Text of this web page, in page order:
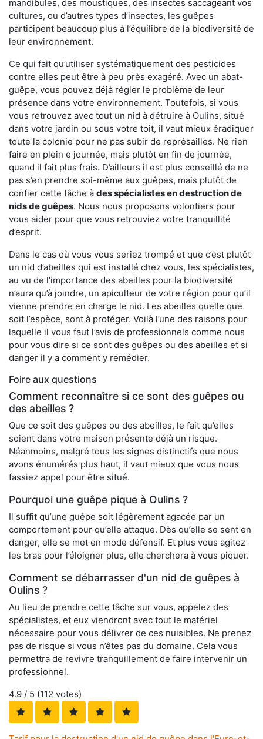
mandibules, des moustiques, des insectes saccageant vos
cultures, ou d’autres types d’insectes, les guêpes
participent beaucoup plus à l’équilibre de la biodiversité de
leur environnement.
Ce qui fait qu’utiliser systématiquement des pesticides
contre elles peut être à peu près exagéré. Avec un abat-
guêpe, vous pouvez déjà régler le problème de leur
présence dans votre environnement. Toutefois, si vous
vous retrouvez avec tout un nid à détruire à Oulins, situé
dans votre jardin ou sous votre toit, il vaut mieux éradiquer
toute la colonie pour ne pas subir de représailles. Ne rien
faire en plein e journée, mais plutôt en fin de journée,
quand il fait plus frais. D’ailleurs il est plus conseillé de ne
pas s’en prendre soi-même aux guêpes, mais plutôt de
confier cette tâche à des spécialistes en destruction de
nids de guêpes. Nous nous proposons volontiers pour
vous aider pour que vous retrouviez votre tranquillité
d’esprit.
Dans le cas où vous vous seriez trompé et que c’est plutôt
un nid d’abeilles qui est installé chez vous, les spécialistes,
au vu de l’importance des abeilles pour la biodiversité
n’aura qu’à joindre, un apiculteur de votre région pour qu’il
vienne prendre en charge le nid. Les abeilles quelle que
soit l’espèce, sont à protéger. Voilà l’une des raisons pour
laquelle il vous faut l’avis de professionnels comme nous
pour vous dire si ce sont des guêpes ou des abeilles et si
danger il y a comment y remédier.
Foire aux questions
Comment reconnaître si ce sont des guêpes ou
des abeilles ?
Que ce soit des guêpes ou des abeilles, le fait qu’elles
soient dans votre maison présente déjà un risque.
Néanmoins, malgré tous les signes distinctifs que nous
avons énumérés plus haut, il vaut mieux que vous nous
fassiez appel pour être situé.
Pourquoi une guêpe pique à Oulins ?
Il suffit qu’une guêpe soit légèrement agacée par un
comportement pour qu’elle attaque. Dès qu’elle se sent en
danger, elle se met en mode défensif. Et plus vous agitez
les bras pour l’éloigner plus, elle cherchera à vous piquer.
Comment se débarrasser d'un nid de guêpes à
Oulins ?
Au lieu de prendre cette tâche sur vous, appelez des
spécialistes, et eux viendront avec tout le matériel
nécessaire pour vous délivrer de ces nuisibles. Ne prenez
pas de risque si vous n’êtes pas du domaine. Cela vous
permettra de revivre tranquillement de faire intervenir un
professionnel.
4.9 / 5 (112 votes)